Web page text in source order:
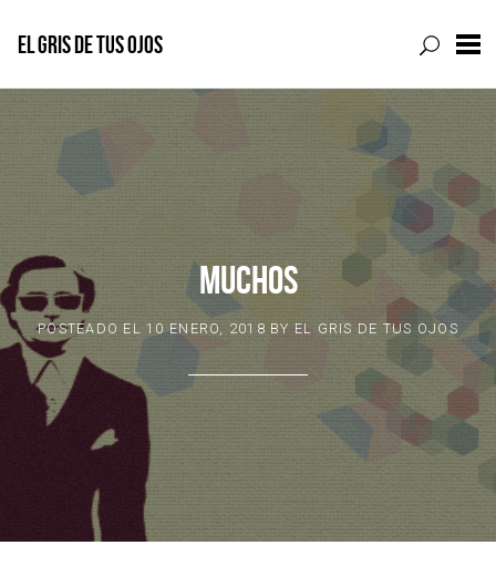
Skip
content
EL GRIS DE TUS OJOS
MUCHOS
POSTEADO EL10 ENERO, 2018 BY EL GRIS DE TUS OJOS